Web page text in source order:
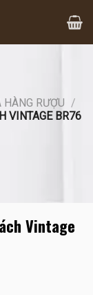
RƯỢU /
VINTAGE BR76
Vintage